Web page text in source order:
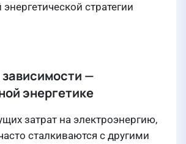
стратегии
—
энергетике
затрат на электроэнергию,
сталкиваются с другими